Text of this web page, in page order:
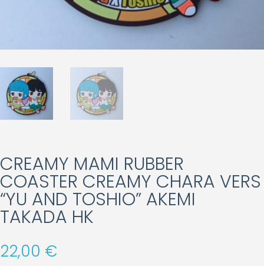
CREAMY MAMI RUBBER
COASTER CREAMY CHARA VERS
“YU AND TOSHIO” AKEMI
TAKADA HK
22,00 €